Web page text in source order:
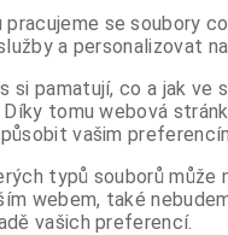
49 Kč
40 Kč (bez DPH:)
pracujeme se soubory
a personalizovat
si pamatují, co a jak ve
tomu webová
vašim
typů souborů může
webem, také
vašich preferencí.